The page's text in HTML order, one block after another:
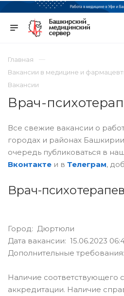
Главная
Вакансии в медицине и
Вакансии
Врач-
Все свежие вакансии о
городах и районах
очередь публиковаться в
Вконтакте и в Телеграм,
Врач-
Город: Дюртюли
Дата вакансии: 15.06.2023
Дополнительные требования:
Наличие соответствующего
аккредитации. Наличие